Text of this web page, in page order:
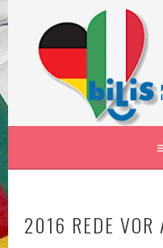
zum
BILIS
FÖRDERVEREIN
SCHULKLASSEN IN
2016 REDE VOR